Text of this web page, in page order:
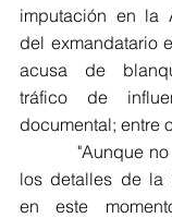
imputación en la
del exmandatario
acusa de
tráfico de
documental; entre
"Aunque no
los detalles de la
en este